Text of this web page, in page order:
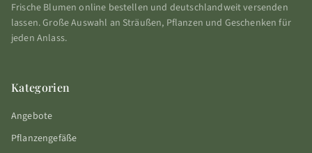
Frische Blumen online bestellen und deutschlandweit versenden
lassen. Große Auswahl an Sträußen, Pflanzen und Geschenken für
jeden Anlass.
Kategorien
Angebote
Pflanzengefäße